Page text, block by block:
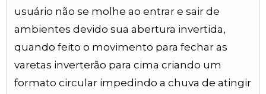
usuário não se molhe ao entrar e sair de
ambientes devido sua abertura invertida,
quando feito o movimento para fechar as
varetas inverterão para cima criando um
formato circular impedindo a chuva de atingir